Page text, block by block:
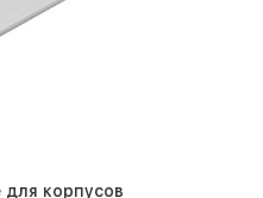
корпусов